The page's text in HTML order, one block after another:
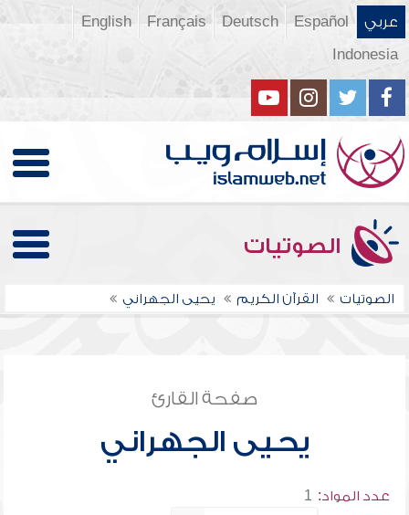
عربي Español
Deutsch
Français
English
Indonesia
الصوتيات
الصوتيات القرآن الكريم يحيى الجهراني
صفحة القارئ
يحيى الجهراني
عدد المواد: 1